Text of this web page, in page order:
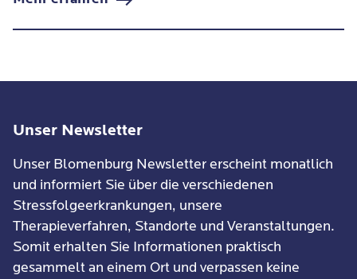
Unser Newsletter
Unser Blomenburg Newsletter erscheint monatlich
und informiert Sie über die verschiedenen
Stressfolgeerkrankungen, unsere
Therapieverfahren, Standorte und Veranstaltungen.
Somit erhalten Sie Informationen praktisch
gesammelt an einem Ort und verpassen keine